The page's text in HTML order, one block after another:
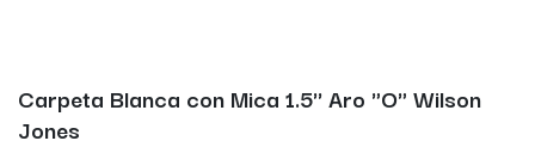
Carpeta Blanca con Mica 1.5'' Aro "O" Wilson
Jones